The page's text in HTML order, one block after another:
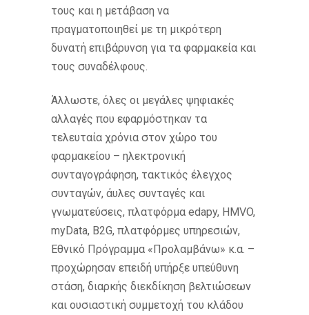
τους και η μετάβαση να
πραγματοποιηθεί με τη μικρότερη
δυνατή επιβάρυνση για τα φαρμακεία και
τους συναδέλφους.
Άλλωστε, όλες οι μεγάλες ψηφιακές
αλλαγές που εφαρμόστηκαν τα
τελευταία χρόνια στον χώρο του
φαρμακείου – ηλεκτρονική
συνταγογράφηση, τακτικός έλεγχος
συνταγών, άυλες συνταγές και
γνωματεύσεις, πλατφόρμα edapy, HMVO,
myData, B2G, πλατφόρμες υπηρεσιών,
Εθνικό Πρόγραμμα «Προλαμβάνω» κ.α. –
προχώρησαν επειδή υπήρξε υπεύθυνη
στάση, διαρκής διεκδίκηση βελτιώσεων
και ουσιαστική συμμετοχή του κλάδου